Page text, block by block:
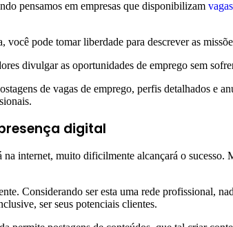
pensamos em empresas que disponibilizam
pode tomar liberdade para descrever as
divulgar as oportunidades de emprego sem
de vagas de emprego, perfis detalhados e
digital
na internet, muito dificilmente alcançará o
Considerando ser esta uma rede profissional,
ser seus potenciais clientes.